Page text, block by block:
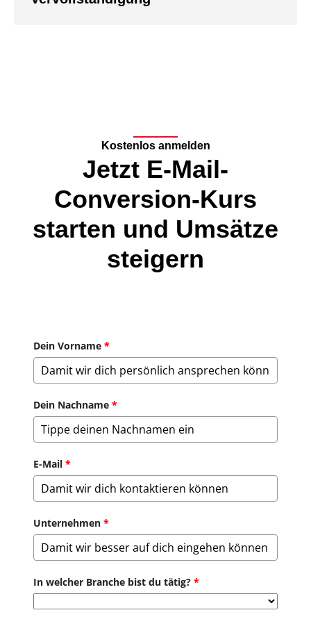
Kostenlos anmelden
Jetzt E-Mail-
Conversion-Kurs
starten und Umsätze
steigern